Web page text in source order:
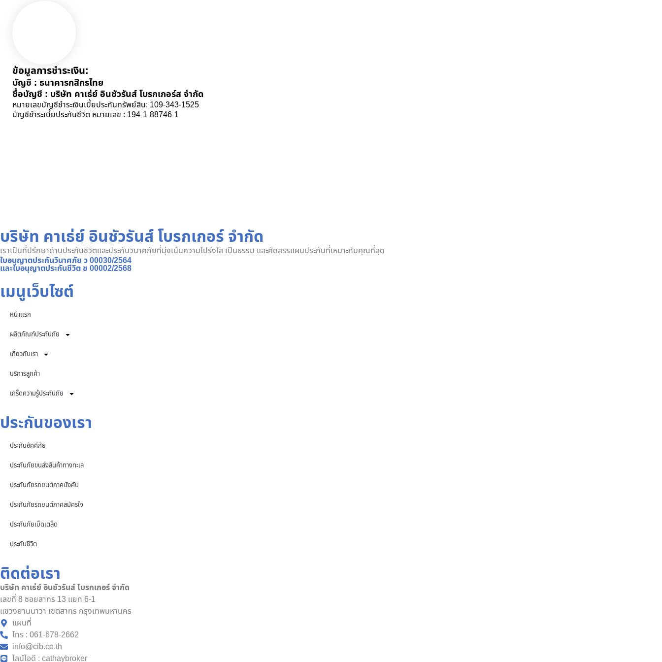
ข้อมูลการชำระเงิน:
บัญชี : ธนาคารกสิกรไทย
ชื่อบัญชี : บริษัท คาเธ่ย์ อินชัวรันส์ โบรกเกอร์ส จำกัด
หมายเลขบัญชีชำระเงินเบี้ยประกันทรัพย์สิน: 109-343-1525
บัญชีชำระเบี้ยประกันชีวิต หมายเลข : 194-1-88746-1
บริษัท คาเธ่ย์ อินชัวรันส์ โบรกเกอร์ จำกัด
เราเป็นที่ปรึกษาด้านประกันชีวิตและประกันวินาศภัยที่มุ่งเน้นความโปร่งใส เป็นธรรม และคัดสรรแผนประกันที่เหมาะกับคุณที่สุด
ใบอนุญาตประกันวินาศภัย ว 00030/2564
และใบอนุญาตประกันชีวิต ช 00002/2568
เมนูเว็บไซต์
หน้าเเรก
ผลิตภัณฑ์ประกันภัย
เกี่ยวกับเรา
บริการลูกค้า
เกร็ดความรู้ประกันภัย
ประกันของเรา
ประกันอัคคีภัย
ประกันภัยขนส่งสินค้าทางทะเล
ประกันภัยรถยนต์ภาคบังคับ
ประกันภัยรถยนต์ภาคสมัครใจ
ประกันภัยเบ็ดเตล็ด
ประกันชีวิต
ติดต่อเรา
บริษัท คาเธ่ย์ อินชัวรันส์ โบรกเกอร์ จำกัด
เลขที่ 8 ซอยสาทร 13 แยก 6-1
แขวงยานนาวา เขตสาทร กรุงเทพมหานคร
แผนที่
โทร : 061-678-2662
info@cib.co.th
ไลน์ไอดี : cathaybroker